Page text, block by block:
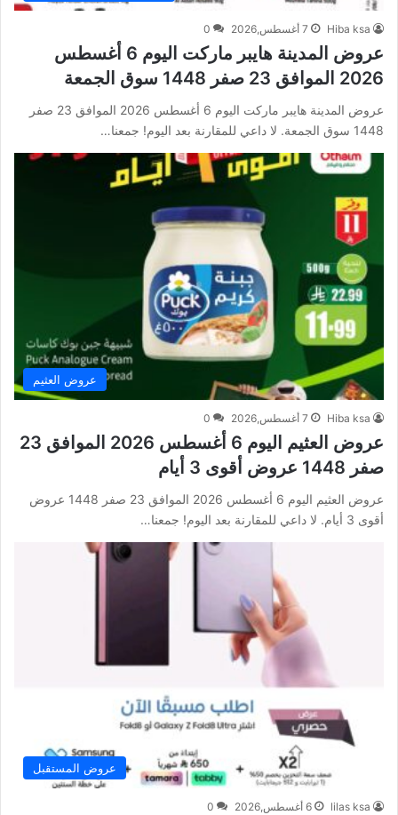
Hiba ksa 7 أغسطس,2026 0
عروض المدينة هايبر ماركت اليوم 6 أغسطس
2026 الموافق 23 صفر 1448 سوق الجمعة
عروض المدينة هايبر ماركت اليوم 6 أغسطس 2026 الموافق 23 صفر
1448 سوق الجمعة. لا داعي للمقارنة بعد اليوم! جمعنا…
عروض العثيم
Hiba ksa 7 أغسطس,2026 0
عروض العثيم اليوم 6 أغسطس 2026 الموافق 23
صفر 1448 عروض أقوى 3 أيام
عروض العثيم اليوم 6 أغسطس 2026 الموافق 23 صفر 1448 عروض
أقوى 3 أيام. لا داعي للمقارنة بعد اليوم! جمعنا…
عروض المستقبل
lilas ksa 6 أغسطس,2026 0